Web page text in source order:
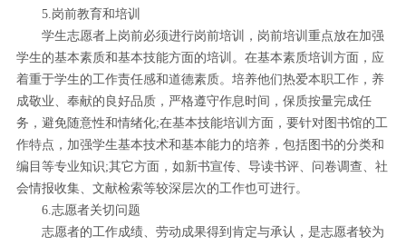
5.岗前教育和培训
学生志愿者上岗前必须进行岗前培训，岗前培训重点放在加强
学生的基本素质和基本技能方面的培训。在基本素质培训方面，应
着重于学生的工作责任感和道德素质。培养他们热爱本职工作，养
成敬业、奉献的良好品质，严格遵守作息时间，保质按量完成任
务，避免随意性和情绪化;在基本技能培训方面，要针对图书馆的工
作特点，加强学生基本技术和基本能力的培养，包括图书的分类和
编目等专业知识;其它方面，如新书宣传、导读书评、问卷调查、社
会情报收集、文献检索等较深层次的工作也可进行。
6.志愿者关切问题
志愿者的工作成绩、劳动成果得到肯定与承认，是志愿者较为